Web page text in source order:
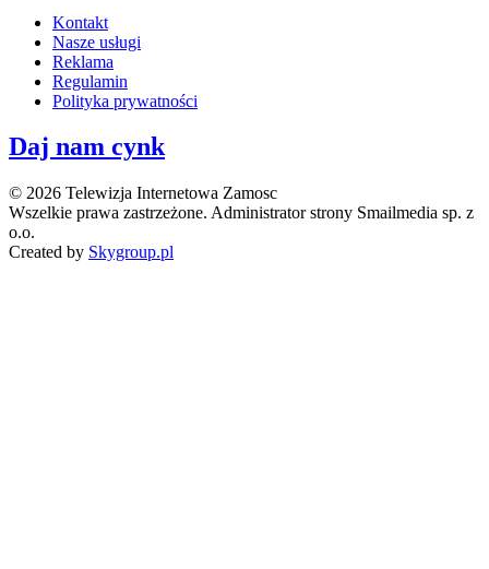
Kontakt
Nasze usługi
Reklama
Regulamin
Polityka prywatności
Daj nam cynk
© 2026 Telewizja Internetowa Zamosc
Wszelkie prawa zastrzeżone. Administrator strony Smailmedia sp. z
o.o.
Created by Skygroup.pl